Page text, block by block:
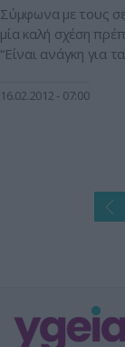
Σύμφωνα με τους
μία καλή σχέση
“Είναι ανάγκη για
περισσότερο χρόνο
16.02.2012 07:00